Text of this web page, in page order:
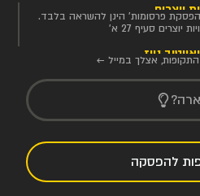
יוצריםפרסומות' הינן להשראה בלבד.
סעיף 27 א'
ניוזאצלך במייל ←
להפסקה